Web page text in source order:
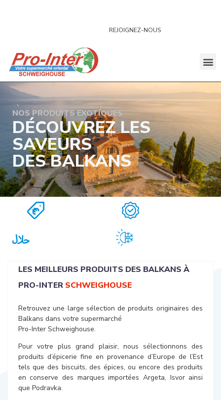
REJOIGNEZ-NOUS
NOS PRODUITS EXOTIQUES
DÉCOUVREZ LES
SAVEURS
DES BALKANS
LES MEILLEURS PRODUITS DES BALKANS À
PRO-INTER SCHWEIGHOUSE
Retrouvez une large sélection de produits originaires des
Balkans dans votre supermarché
Pro-Inter Schweighouse.
Pour votre plus grand plaisir, nous sélectionnons des
produits d’épicerie fine en provenance d’Europe de l’Est
tels que des biscuits, des épices, ou encore des produits
en conserve des marques importées Argeta, Isvor ainsi
que Podravka.